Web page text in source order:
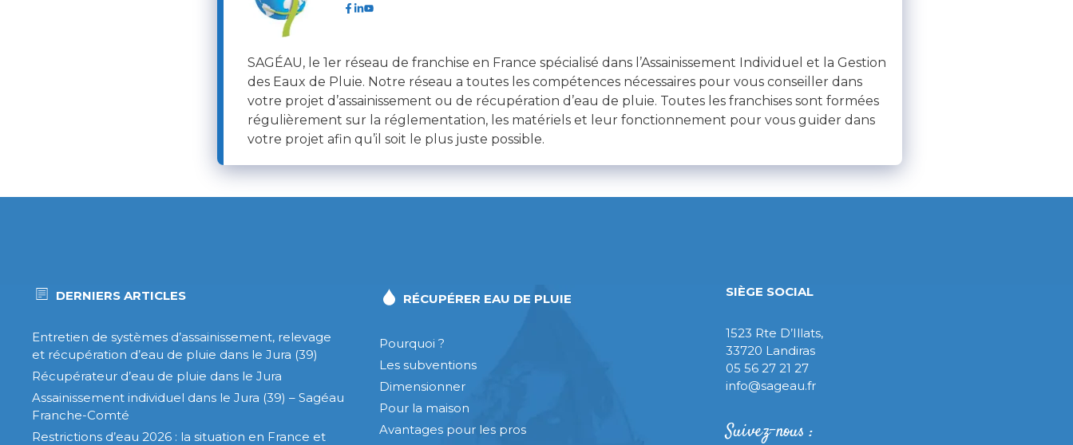
SAGÉAU, le 1er réseau de franchise en France spécialisé dans l’Assainissement Individuel et la Gestion
des Eaux de Pluie. Notre réseau a toutes les compétences nécessaires pour vous conseiller dans
votre projet d’assainissement ou de récupération d’eau de pluie. Toutes les franchises sont formées
régulièrement sur la réglementation, les matériels et leur fonctionnement pour vous guider dans
votre projet afin qu’il soit le plus juste possible.
DERNIERS ARTICLES
Entretien de systèmes d’assainissement, relevage
et récupération d’eau de pluie dans le Jura (39)
Récupérateur d’eau de pluie dans le Jura
Assainissement individuel dans le Jura (39) – Sagéau
Franche-Comté
Restrictions d’eau 2026 : la situation en France et
RÉCUPÉRER EAU DE PLUIE
Pourquoi ?
Les subventions
Dimensionner
Pour la maison
Avantages pour les pros
SIÈGE SOCIAL
1523 Rte D’Illats,
33720 Landiras
05 56 27 21 27
info@sageau.fr
Suivez-nous :